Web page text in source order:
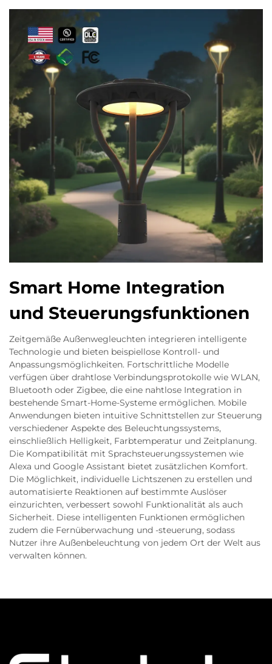
Smart Home Integration
und Steuerungsfunktionen
Zeitgemäße Außenwegleuchten integrieren intelligente
Technologie und bieten beispiellose Kontroll- und
Anpassungsmöglichkeiten. Fortschrittliche Modelle
verfügen über drahtlose Verbindungsprotokolle wie WLAN,
Bluetooth oder Zigbee, die eine nahtlose Integration in
bestehende Smart-Home-Systeme ermöglichen. Mobile
Anwendungen bieten intuitive Schnittstellen zur Steuerung
verschiedener Aspekte des Beleuchtungssystems,
einschließlich Helligkeit, Farbtemperatur und Zeitplanung.
Die Kompatibilität mit Sprachsteuerungssystemen wie
Alexa und Google Assistant bietet zusätzlichen Komfort.
Die Möglichkeit, individuelle Lichtszenen zu erstellen und
automatisierte Reaktionen auf bestimmte Auslöser
einzurichten, verbessert sowohl Funktionalität als auch
Sicherheit. Diese intelligenten Funktionen ermöglichen
zudem die Fernüberwachung und -steuerung, sodass
Nutzer ihre Außenbeleuchtung von jedem Ort der Welt aus
verwalten können.